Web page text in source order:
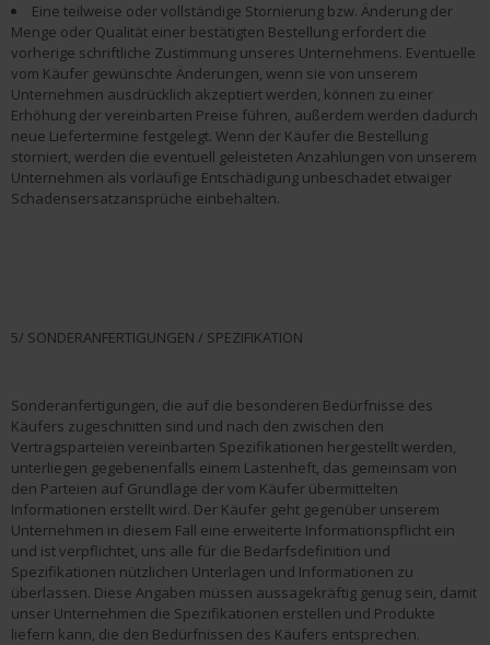
Eine teilweise oder vollständige Stornierung bzw. Änderung der
Menge oder Qualität einer bestätigten Bestellung erfordert die
vorherige schriftliche Zustimmung unseres Unternehmens. Eventuelle
vom Käufer gewünschte Änderungen, wenn sie von unserem
Unternehmen ausdrücklich akzeptiert werden, können zu einer
Erhöhung der vereinbarten Preise führen, außerdem werden dadurch
neue Liefertermine festgelegt. Wenn der Käufer die Bestellung
storniert, werden die eventuell geleisteten Anzahlungen von unserem
Unternehmen als vorläufige Entschädigung unbeschadet etwaiger
Schadensersatzansprüche einbehalten.
5/ SONDERANFERTIGUNGEN / SPEZIFIKATION
Sonderanfertigungen, die auf die besonderen Bedürfnisse des
Käufers zugeschnitten sind und nach den zwischen den
Vertragsparteien vereinbarten Spezifikationen hergestellt werden,
unterliegen gegebenenfalls einem Lastenheft, das gemeinsam von
den Parteien auf Grundlage der vom Käufer übermittelten
Informationen erstellt wird. Der Käufer geht gegenüber unserem
Unternehmen in diesem Fall eine erweiterte Informationspflicht ein
und ist verpflichtet, uns alle für die Bedarfsdefinition und
Spezifikationen nützlichen Unterlagen und Informationen zu
überlassen. Diese Angaben müssen aussagekräftig genug sein, damit
unser Unternehmen die Spezifikationen erstellen und Produkte
liefern kann, die den Bedürfnissen des Käufers entsprechen.